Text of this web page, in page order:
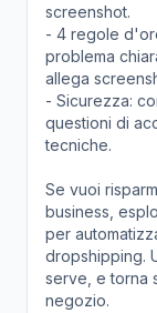
screenshot.
- 4 regole
problema
allega
- Sicurezza:
questioni di
tecniche.
Se vuoi
business,
per
dropshipping.
serve, e torna
negozio.